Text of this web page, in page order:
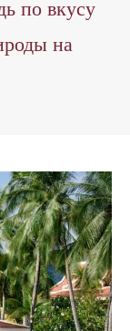
по вкусу
на